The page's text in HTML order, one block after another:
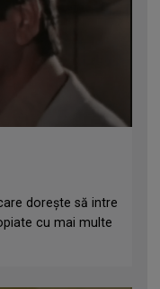
dorește să intre
cu mai multe